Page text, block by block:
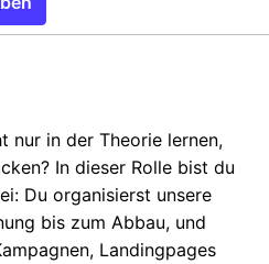
nur in der Theorie lernen,
In dieser Rolle bist du
Du organisierst unsere
bis zum Abbau, und
Landingpages